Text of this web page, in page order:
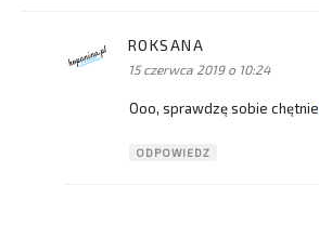
ROKSANA
15 czerwca 2019 o 10:24
Ooo, sprawdzę sobie chętnie
ODPOWIEDZ